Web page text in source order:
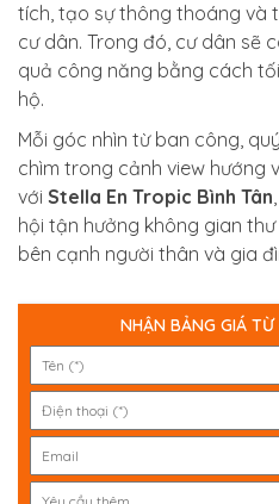
tích, tạo sự thông thoáng và
cư dân. Trong đó, cư dân sẽ
quả công năng bằng cách
hộ.
Mỗi góc nhìn từ ban công,
chìm trong cảnh view hướng
với Stella En Tropic Bình Tân
hội tận hưởng không gian
bên cạnh người thân và gia
NHẬN BẢNG GIÁ